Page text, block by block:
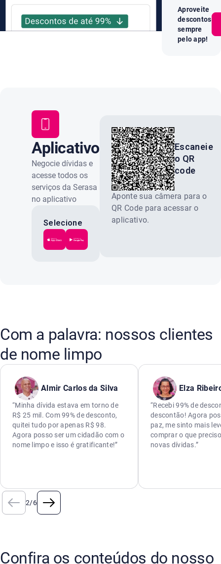
Aproveite
descontos
sempre
pelo app!
Aplicativo
Serasa
Negocie dívidas e
acesse todos os
serviços da Serasa
no aplicativo
100% seguro.
Selecione
a loja do
seu
Escaneie
o QR
code
Aponte sua câmera para o
QR Code para acessar o
aplicativo.
Com a palavra: nossos clientes
de nome limpo
Almir Carlos da Silva
“Minha dívida estava em torno de
R$ 25 mil. Com 99% de desconto,
quitei tudo por apenas R$ 98.
Agora posso ser um cidadão com o
nome limpo e isso é gratificante!”
Elza
“Recebi 99% de
descontão! Agora
paz, me sinto mais
comprar o que
novas dívidas.”
2/6
Confira os conteúdos do nosso